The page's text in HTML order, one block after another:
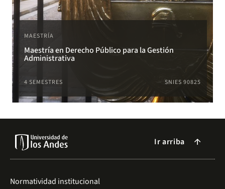
MAESTRÍA
Maestría en Derecho Público para la Gestión
Administrativa
4 SEMESTRES SNIES 90825
Ir arriba arrow_forward
Normatividad institucional